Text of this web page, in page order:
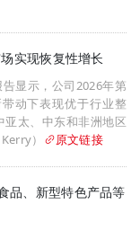
实现恢复性增长
显示，公司2026年第
动下表现优于行业整
太、中东和非洲地区
）
原文链接
品、新型特色产品等